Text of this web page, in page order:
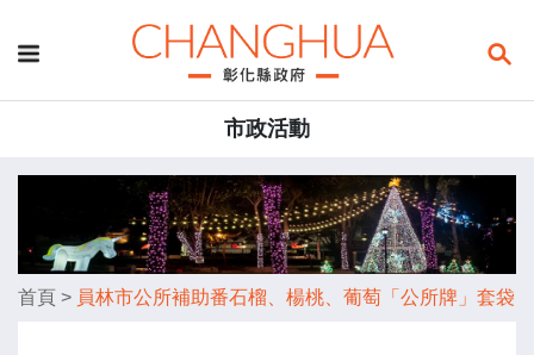
市政活動
首頁 > 員林市公所補助番石榴、楊桃、葡萄「公所牌」套袋